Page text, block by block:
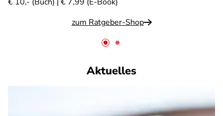
zum Ratgeber-Shop
Aktuelles